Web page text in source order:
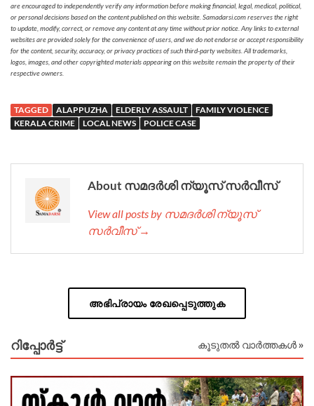
are encouraged to independently verify any information before making financial, legal, medical, political,
or personal decisions based on the content published on this website. Samadarsi.com reserves the right
to update, modify, correct, or remove any content at any time without prior notice. Any links to external
websites are provided solely for the convenience of users, and we do not endorse or accept responsibility
for the content, security, accuracy, or privacy practices of such third-party websites. All trademarks,
logos, images, and other copyrighted materials appearing on this website remain the property of their
respective owners.
TAGGED ALAPPUZHA ELDERLY ASSAULT
FAMILY VIOLENCE
KERALA CRIME
LOCAL NEWS POLICE CASE
About സമദർശി ന്യൂസ് സർവീസ്
View all posts by സമദർശി ന്യൂസ്
സർവീസ് →
അഭിപ്രായം രേഖപ്പെടുത്തുക
റിപ്പോര്‍ട്ട് കൂടുതൽ വാർത്തകൾ »